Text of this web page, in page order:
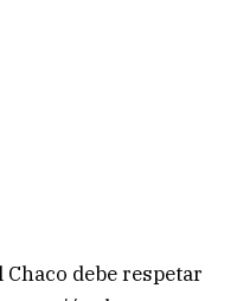
debe respetar